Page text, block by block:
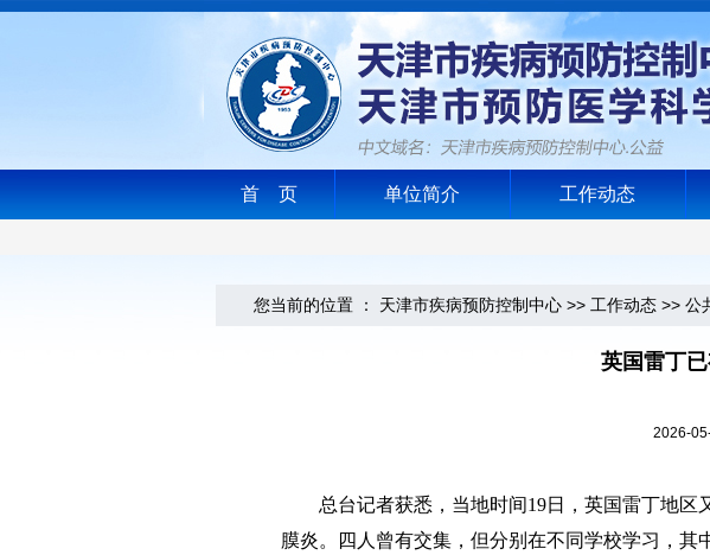
首 页 单位简介 工作动态
您当前的位置 ： 天津市疾病预防控制中心 >> 工作动态 >> 公
英国雷丁
2026-
总台记者获悉，当地时间19日，英国雷丁地区
膜炎。四人曾有交集，但分别在不同学校学习，其